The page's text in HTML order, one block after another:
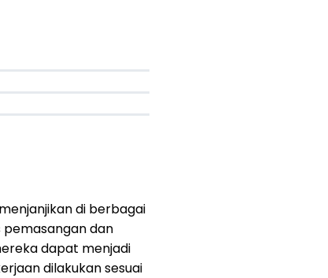
di berbagai
dan
dapat menjadi
dilakukan sesuai